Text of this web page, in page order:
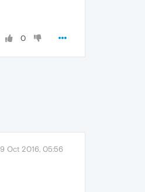
0
9 Oct 2016, 05:56